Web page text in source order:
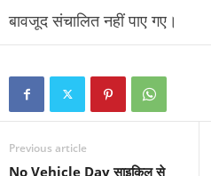
बावजूद संचालित नहीं पाए गए।
Previous article
No Vehicle Day साइकिल से